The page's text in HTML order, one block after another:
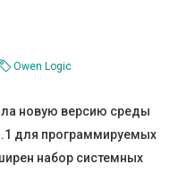
Owen Logic
новую версию среды
для программируемых
набор системных